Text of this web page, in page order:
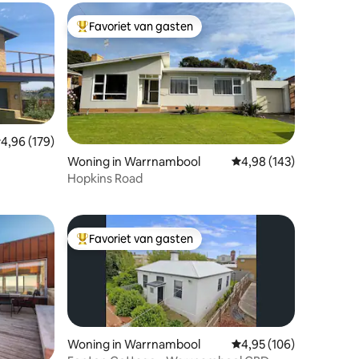
beoordeling van 4,96 op 5, 179 recensies
4,96 (179)
Topfavoriet van gasten
Favoriet van gasten
Woning in Warrnambool Gemiddelde
4,98 (143)
Hopkins Road
Topfavoriet van gasten
Favoriet van gasten
Woning in Warrnambool Gemiddelde
4,95 (106)